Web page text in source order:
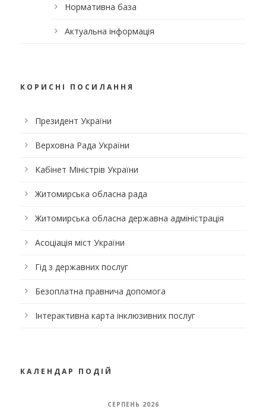
Нормативна база
Актуальна інформація
КОРИСНІ ПОСИЛАННЯ
Президент України
Верховна Рада України
Кабінет Міністрів України
Житомирська обласна рада
Житомирська обласна державна адміністрація
Асоціація міст України
Гід з державних послуг
Безоплатна правнича допомога
Інтерактивна карта інклюзивних послуг
КАЛЕНДАР ПОДІЙ
СЕРПЕНЬ 2026